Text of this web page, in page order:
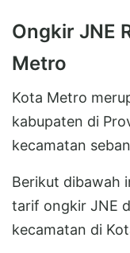
Ongkir JNE
Metro
Kota Metro
kabupaten di
kecamatan
Berikut dibawah
tarif ongkir JNE
kecamatan di